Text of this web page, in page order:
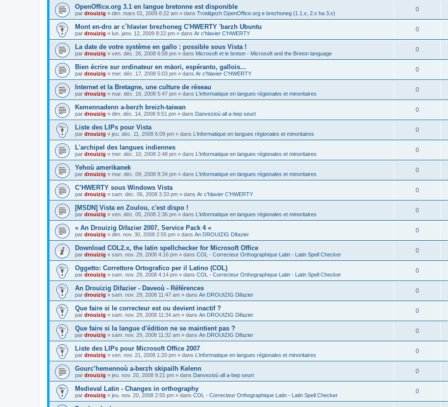
OpenOffice.org 3.1 en langue bretonne est disponible
par drouizig » dim. mars 01, 2009 8:22 am » dans Troidigezh OpenOffice.org e brezhoneg (1.1.x, 2.x ha 3.x)
0
Mont en-dro ar c´hlavier brezhoneg C'HWERTY 'barzh Ubuntu
par drouizig » lun. janv. 12, 2009 8:22 pm » dans Ar c'hlavier C'HWERTY
0
La date de votre système en gallo : possible sous Vista !
par drouizig » ven. déc. 26, 2008 6:58 pm » dans Microsoft et le breton - Microsoft and the Breton language
0
Bien écrire sur ordinateur en māori, espéranto, gallois...
par drouizig » mer. déc. 17, 2008 5:03 pm » dans Ar c'hlavier C'HWERTY
0
Internet et la Bretagne, une culture de réseau
par drouizig » mar. déc. 16, 2008 5:47 pm » dans L'informatique en langues régionales et minoritaires
0
Kemennadenn a-berzh breizh-taiwan
par drouizig » dim. déc. 14, 2008 9:51 pm » dans Danvezioù all a-bep seurt
0
Liste des LIPs pour Vista
par drouizig » jeu. déc. 11, 2008 6:09 pm » dans L'informatique en langues régionales et minoritaires
0
L'archipel des langues indiennes
par drouizig » mer. déc. 10, 2008 2:48 pm » dans L'informatique en langues régionales et minoritaires
0
Yehoù amerikanek
par drouizig » mar. déc. 09, 2008 8:34 pm » dans L'informatique en langues régionales et minoritaires
0
C’HWERTY sous Windows Vista
par drouizig » sam. déc. 06, 2008 3:33 pm » dans Ar c'hlavier C'HWERTY
0
[MSDN] Vista en Zoulou, c'est dispo !
par drouizig » ven. déc. 05, 2008 2:36 pm » dans L'informatique en langues régionales et minoritaires
0
« An Drouizig Difazier 2007, Service Pack 4 »
par drouizig » dim. nov. 30, 2008 2:55 pm » dans An DROUIZIG Difazier
0
Download COL2.x, the latin spellchecker for Microsoft Office
par drouizig » sam. nov. 29, 2008 4:16 pm » dans COL - Correcteur Orthographique Latin - Latin Spell Checker
0
Oggetto: Correttore Ortografico per il Latino (COL)
par drouizig » sam. nov. 29, 2008 4:14 pm » dans COL - Correcteur Orthographique Latin - Latin Spell Checker
0
An Drouizig Difazier - Daveoù - Références
par drouizig » sam. nov. 29, 2008 11:47 am » dans An DROUIZIG Difazier
0
Que faire si le correcteur est ou devient inactif ?
par drouizig » sam. nov. 29, 2008 11:34 am » dans An DROUIZIG Difazier
0
Que faire si la langue d'édition ne se maintient pas ?
par drouizig » sam. nov. 29, 2008 11:32 am » dans An DROUIZIG Difazier
0
Liste des LIPs pour Microsoft Office 2007
par drouizig » ven. nov. 21, 2008 1:20 pm » dans L'informatique en langues régionales et minoritaires
0
Gourc’hemennoù a-berzh skipailh Kelenn
par drouizig » jeu. nov. 20, 2008 9:21 pm » dans Danvezioù all a-bep seurt
0
Medieval Latin - Changes in orthography
par drouizig » jeu. nov. 20, 2008 2:55 pm » dans COL - Correcteur Orthographique Latin - Latin Spell Checker
0